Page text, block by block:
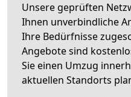
Unsere geprüften
Ihnen unverbindliche
Ihre Bedürfnisse
Angebote sind
Sie einen Umzug
aktuellen Standorts